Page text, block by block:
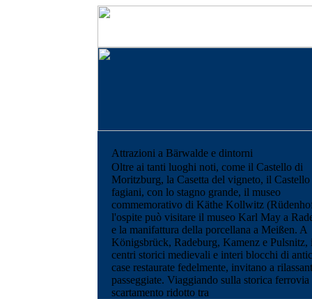
Attrazioni a Bärwalde e dintorni
Oltre ai tanti luoghi noti, come il Castello di
Moritzburg, la Casetta del vigneto, il Castello
fagiani, con lo stagno grande, il museo
commemorativo di Käthe Kollwitz
l'ospite può visitare il museo Karl May a
e la manifattura della porcellana a Meißen. A
Königsbrück, Radeburg, Kamenz e Pulsnitz,
centri storici medievali e interi blocchi di
case restaurate fedelmente, invitano a
passeggiate. Viaggiando sulla storica ferrovia
scartamento ridotto tra